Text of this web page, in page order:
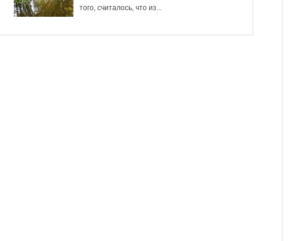
того, считалось, что из...